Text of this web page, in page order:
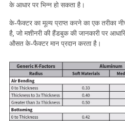
के आधार पर भिन्न हो सकता है।
के-फैक्टर का मूल्य प्राप्त करने का एक तरीका
है, जो मशीनरी की हैंडबुक की जानकारी पर
औसत के-फैक्टर मान प्रदान करता है।